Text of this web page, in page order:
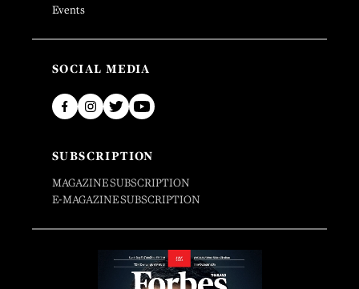
Events
SOCIAL MEDIA
SUBSCRIPTION
MAGAZINE SUBSCRIPTION
E-MAGAZINE SUBSCRIPTION